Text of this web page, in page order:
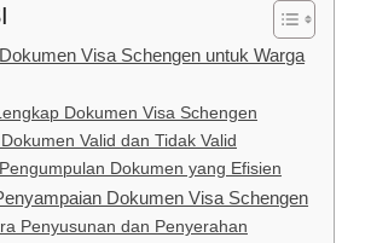
Visa Schengen untuk Warga
Dokumen Visa Schengen
Valid dan Tidak Valid
Dokumen yang Efisien
Dokumen Visa Schengen
Penyusunan dan Penyerahan